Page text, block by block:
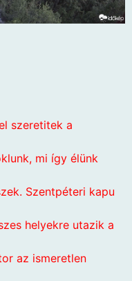
szeretitek a
mi így élünk
Szentpéteri kapu
helyekre utazik a
az ismeretlen